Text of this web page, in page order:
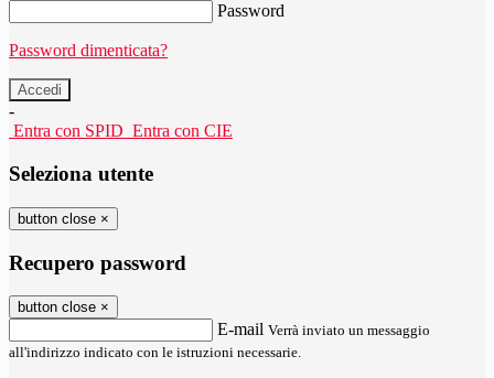
Password
Password dimenticata?
-
Entra con SPID Entra con CIE
Seleziona utente
button close ×
Recupero password
button close ×
E-mail Verrà inviato un messaggio
all'indirizzo indicato con le istruzioni necessarie.